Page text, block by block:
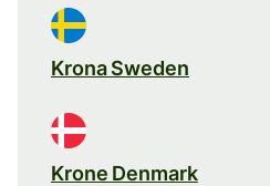
Krona Sweden
Krone Denmark